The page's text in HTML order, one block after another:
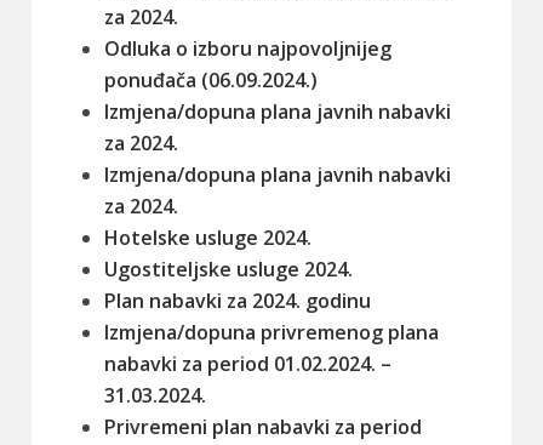
za 2024.
Odluka o izboru najpovoljnijeg
ponuđača (06.09.2024.)
Izmjena/dopuna plana javnih nabavki
za 2024.
Izmjena/dopuna plana javnih nabavki
za 2024.
Hotelske usluge 2024.
Ugostiteljske usluge 2024.
Plan nabavki za 2024. godinu
Izmjena/dopuna privremenog plana
nabavki za period 01.02.2024. –
31.03.2024.
Privremeni plan nabavki za period